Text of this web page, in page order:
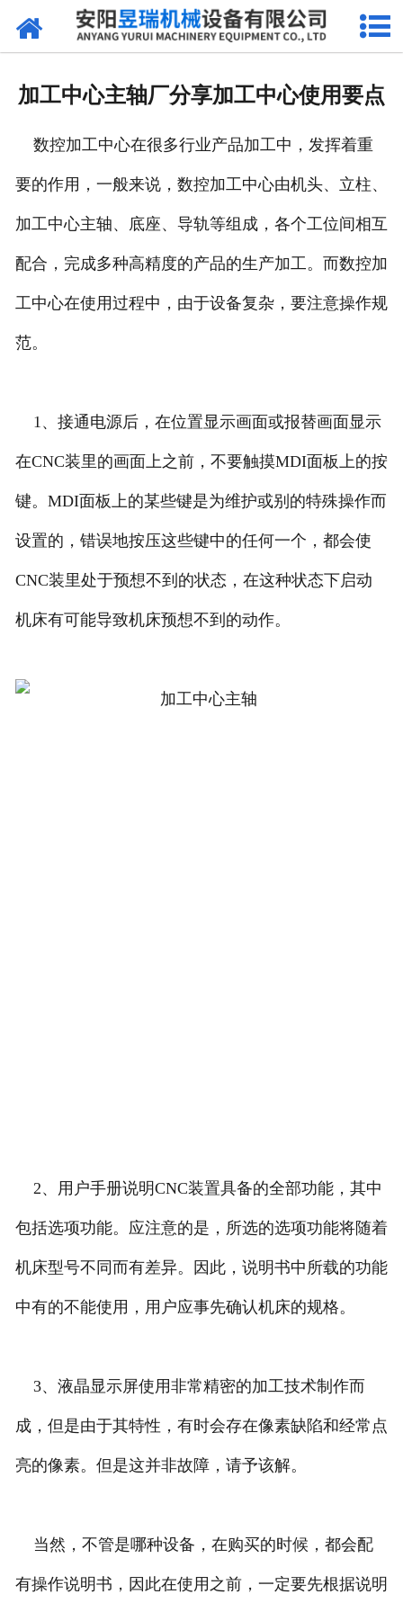
网站首页
联系我们
加工中心主轴厂分享加工中心使用要点
数控加工中心在很多行业产品加工中，发挥着重
要的作用，一般来说，数控加工中心由机头、立柱、
加工中心主轴、底座、导轨等组成，各个工位间相互
配合，完成多种高精度的产品的生产加工。而数控加
工中心在使用过程中，由于设备复杂，要注意操作规
范。
1、接通电源后，在位置显示画面或报替画面显示
在CNC装里的画面上之前，不要触摸MDI面板上的按
键。MDI面板上的某些键是为维护或别的特殊操作而
设置的，错误地按压这些键中的任何一个，都会使
CNC装里处于预想不到的状态，在这种状态下启动
机床有可能导致机床预想不到的动作。
2、用户手册说明CNC装置具备的全部功能，其中
包括选项功能。应注意的是，所选的选项功能将随着
机床型号不同而有差异。因此，说明书中所载的功能
中有的不能使用，用户应事先确认机床的规格。
3、液晶显示屏使用非常精密的加工技术制作而
成，但是由于其特性，有时会存在像素缺陷和经常点
亮的像素。但是这并非故障，请予该解。
当然，不管是哪种设备，在购买的时候，都会配
有操作说明书，因此在使用之前，一定要先根据说明